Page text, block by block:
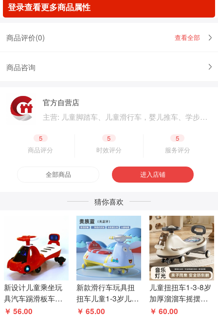
登录查看更多商品属性
商品评价(0) 查看全部
商品咨询
官方自营店
主营: 儿童脚踏车、儿童滑行车，婴儿推车、学步
品、户外用品，母婴用品、婴童用品，电子玩具、
益智玩具，公园设施、广场游乐，成人脚踏车、成
件、电动车零配件，生产原材料、包装原材料，产
品外包装、产品内包装，生产设备、五金工具，采
5
商品评分
5
时效评分
5
服务评分
全部商品 进入店铺
猜你喜欢
新设计儿童乘坐玩
具汽车踢滑板车婴
儿摆式汽车靠背摇
￥ 56.00
新款滑行车玩具扭
扭车儿童1-3岁儿童
防侧翻婴儿男女宝
￥ 65.00
儿童扭扭车1-3-8岁
加厚溜溜车摇摆车
溜溜车宝宝滑板靠
￥ 60.00